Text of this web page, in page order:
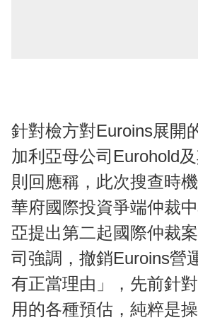
針對檢方對Euroins展開
加利亞母公司Eurohold
則回應稱，此次搜查時
華府國際投資爭端仲裁
亞提出第二起國際仲裁
司強調，撤銷Euroins營
有正當理由」，先前針
用的各種預估，純粹是